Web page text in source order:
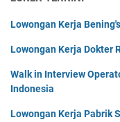
Lowongan Kerja
Lowongan Kerja Dokter
Walk in Interview
Indonesia
Lowongan Kerja Pabrik